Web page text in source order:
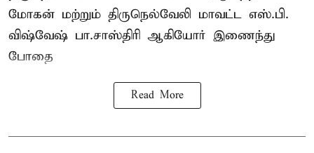
மோகன் மற்றும் திருநெல்வேலி மாவட்ட எஸ்.பி.
விஷ்வேஷ் பா.சாஸ்திரி ஆகியோர் இணைந்து
போதை
Read More